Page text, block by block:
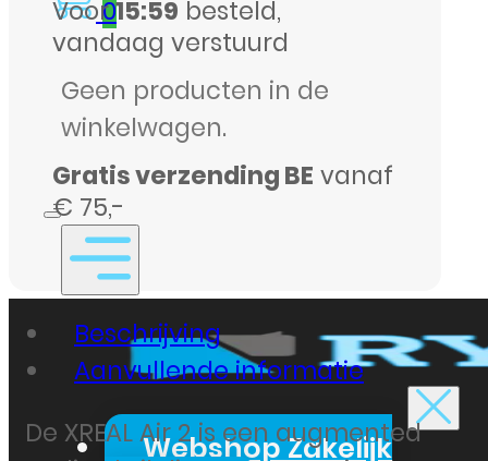
0
Geen producten in de
winkelwagen.
Webshop Zakelijk
Voor15:59 besteld,
vandaag verstuurd
Gratis verzending BE vanaf
€ 75,-
Beschrijving
Aanvullende informatie
De XREAL Air 2 is een augmented